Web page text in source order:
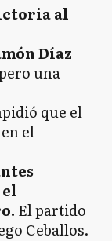
al
Díaz
una
que el
el
El partido
Ceballos.